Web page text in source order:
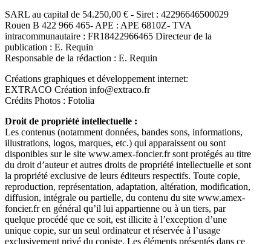
SARL au capital de 54.250,00 € - Siret : 42296646500029
Rouen B 422 966 465- APE : APE 6810Z- TVA
intracommunautaire : FR18422966465 Directeur de la
publication : E. Requin
Responsable de la rédaction : E. Requin
Créations graphiques et développement internet:
EXTRACO Création info@extraco.fr
Crédits Photos : Fotolia
Droit de propriété intellectuelle :
Les contenus (notamment données, bandes sons, informations,
illustrations, logos, marques, etc.) qui apparaissent ou sont
disponibles sur le site www.amex-foncier.fr sont protégés au titre
du droit d’auteur et autres droits de propriété intellectuelle et sont
la propriété exclusive de leurs éditeurs respectifs. Toute copie,
reproduction, représentation, adaptation, altération, modification,
diffusion, intégrale ou partielle, du contenu du site www.amex-
foncier.fr en général qu’il lui appartienne ou à un tiers, par
quelque procédé que ce soit, est illicite à l’exception d’une
unique copie, sur un seul ordinateur et réservée à l’usage
exclusivement privé du copiste. Les éléments présentés dans ce